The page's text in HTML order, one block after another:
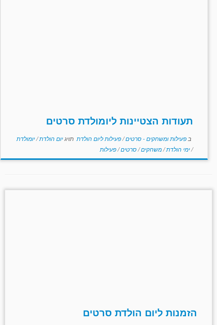
תעודות הצטיינות ליומולדת סרטים
ב פעילות ומשחקים - סרטים/פעילות ליום הולדת תויגיום הולדת/יומולדת
/ימי הולדת/משחקים/סרטים/פעילות
הזמנות ליום הולדת סרטים